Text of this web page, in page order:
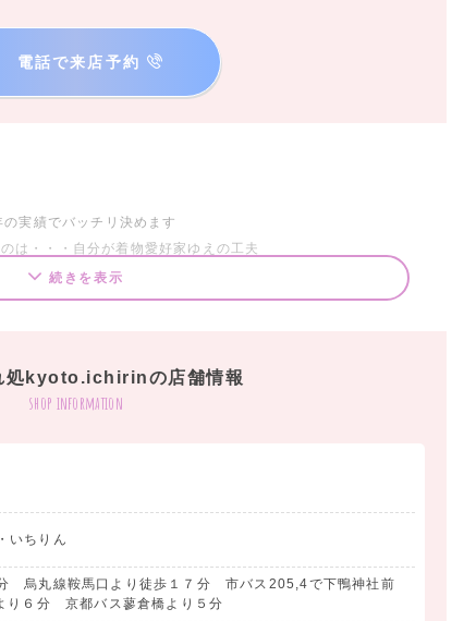
電話で来店予約
実績でバッチリ決めます
は・・・自分が着物愛好家ゆえの工夫
体スタジオで育った審美眼があるから・・・
安心です
京都の自然かスタジオ撮影も可能です
んでください
続きを表示
処kyoto.ichirinの店舗情報
shop information
いちりん
烏丸線鞍馬口より徒歩１７分 市バス205,4で下鴨神社前
６分 京都バス蓼倉橋より５分